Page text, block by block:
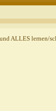
ALLES lernen/